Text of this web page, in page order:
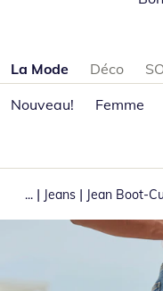
Passer les catégories
La Mode Déco
Nouveau!
Femme
... | Jeans | Jean Boot-